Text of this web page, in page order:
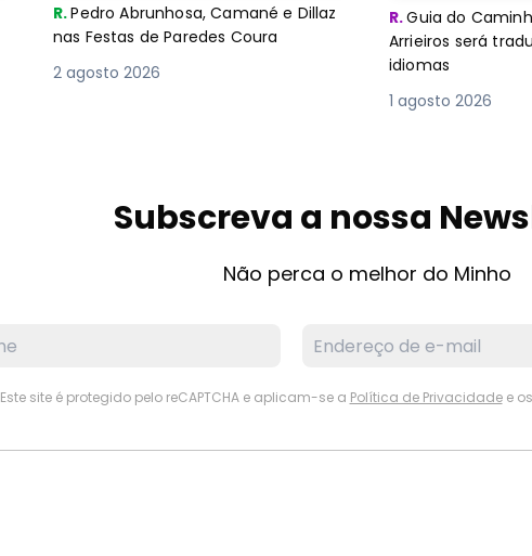
R.Pedro Abrunhosa, Camané e Dillaz
nas Festas de Paredes Coura
2 agosto 2026
R.Guia do
Arrieiros será
idiomas
1 agosto 2026
Subscreva a nossa
Não perca o melhor do Minho
Este site é protegido pelo reCAPTCHA e aplicam-se a Política de Privacidadee os